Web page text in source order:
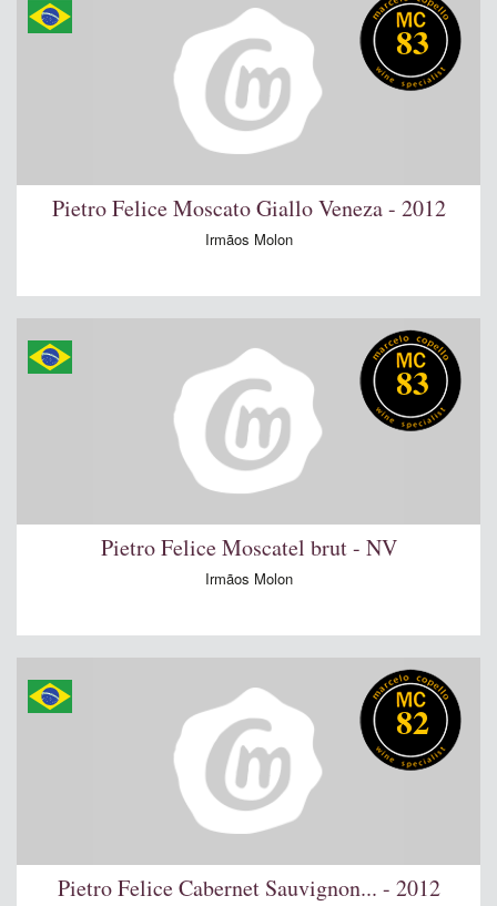
83
Pietro Felice Moscato Giallo Veneza - 2012
Irmãos Molon
83
Pietro Felice Moscatel brut - NV
Irmãos Molon
82
Pietro Felice Cabernet Sauvignon... - 2012